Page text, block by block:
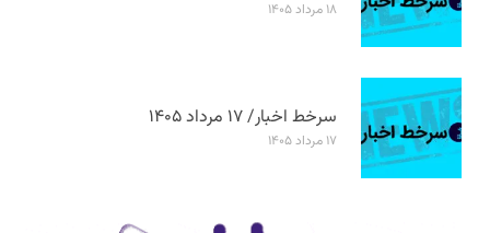
۱۸ مرداد ۱۴۰۵
سرخط اخبار/ ۱۷ مرداد ۱۴۰۵
۱۷ مرداد ۱۴۰۵